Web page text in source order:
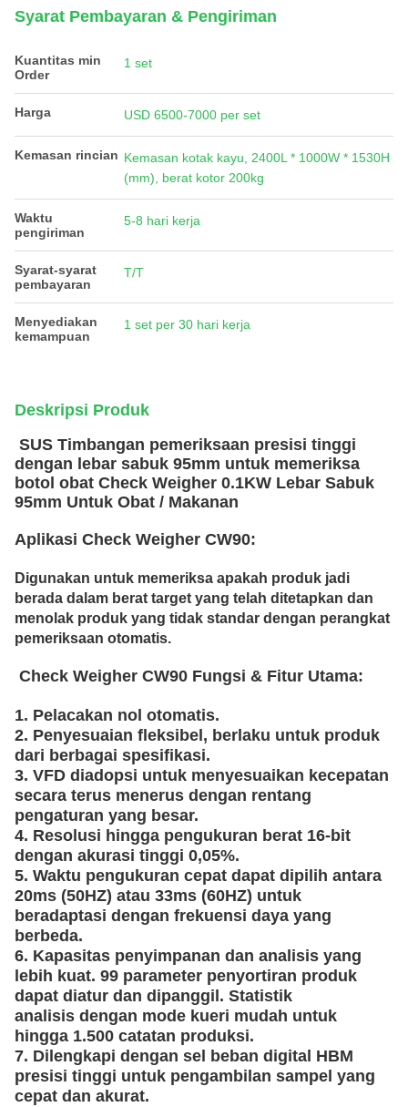
Syarat Pembayaran & Pengiriman
Kuantitas min
Order
1 set
Harga USD 6500-7000 per set
Kemasan rincian Kemasan kotak kayu, 2400L * 1000W * 1530H
(mm), berat kotor 200kg
Waktu
pengiriman
5-8 hari kerja
Syarat-syarat
pembayaran
T/T
Menyediakan
kemampuan
1 set per 30 hari kerja
Deskripsi Produk
SUS Timbangan pemeriksaan presisi tinggi
dengan lebar sabuk 95mm untuk memeriksa
botol obat Check Weigher 0.1KW Lebar Sabuk
95mm Untuk Obat / Makanan
Aplikasi Check Weigher CW90:
Digunakan untuk memeriksa apakah produk jadi
berada dalam berat target yang telah ditetapkan dan
menolak produk yang tidak standar dengan perangkat
pemeriksaan otomatis.
Check Weigher CW90 Fungsi & Fitur Utama:
1. Pelacakan nol otomatis.
2. Penyesuaian fleksibel, berlaku untuk produk
dari berbagai spesifikasi.
3. VFD diadopsi untuk menyesuaikan kecepatan
secara terus menerus dengan rentang
pengaturan yang besar.
4. Resolusi hingga pengukuran berat 16-bit
dengan akurasi tinggi 0,05%.
5. Waktu pengukuran cepat dapat dipilih antara
20ms (50HZ) atau 33ms (60HZ) untuk
beradaptasi dengan frekuensi daya yang
berbeda.
6. Kapasitas penyimpanan dan analisis yang
lebih kuat. 99 parameter penyortiran produk
dapat diatur dan dipanggil. Statistik
analisis dengan mode kueri mudah untuk
hingga 1.500 catatan produksi.
7. Dilengkapi dengan sel beban digital HBM
presisi tinggi untuk pengambilan sampel yang
cepat dan akurat.